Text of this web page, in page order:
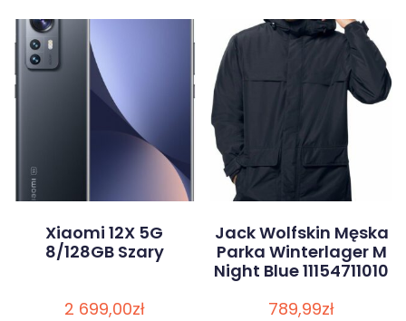
Xiaomi 12X 5G
8/128GB Szary
2 699,00zł
Jack Wolfskin Męska
Parka Winterlager M
Night Blue 11154711010
789,99zł